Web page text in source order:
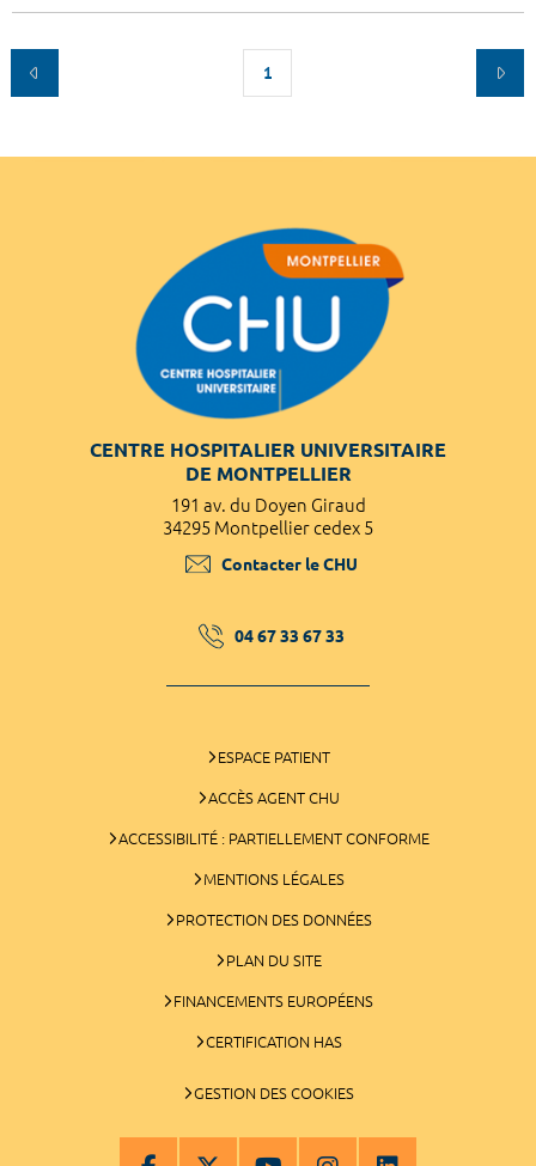
1
CENTRE HOSPITALIER UNIVERSITAIRE
DE MONTPELLIER
191 av. du Doyen Giraud
34295 Montpellier cedex 5
Contacter le CHU
04 67 33 67 33
ESPACE PATIENT
ACCÈS AGENT CHU
ACCESSIBILITÉ : PARTIELLEMENT CONFORME
MENTIONS LÉGALES
PROTECTION DES DONNÉES
PLAN DU SITE
FINANCEMENTS EUROPÉENS
CERTIFICATION HAS
GESTION DES COOKIES